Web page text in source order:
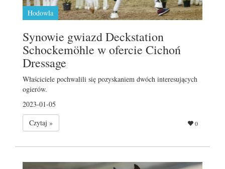
Hodowla
Synowie gwiazd Deckstation
Schockemöhle w ofercie Cichoń
Dressage
Właściciele pochwalili się pozyskaniem dwóch interesujących
ogierów.
2023-01-05
Czytaj »
0